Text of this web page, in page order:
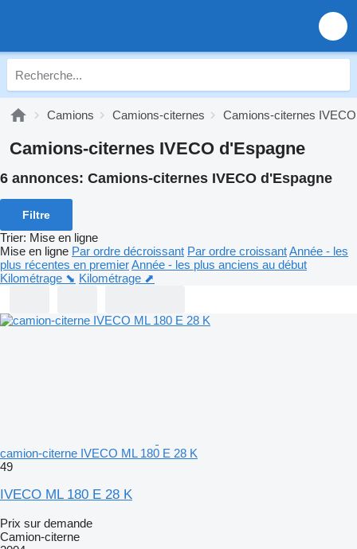
Camions Camions-citernes Camions-citernes IVECO
Camions-citernes IVECO d'Espagne
6 annonces: Camions-citernes IVECO d'Espagne
Filtre
Trier: Mise en ligne
Mise en ligne Par ordre décroissant Par ordre croissantAnnée - les
plus récentes en premierAnnée - les plus anciens au début
Kilométrage ⬊ Kilométrage ⬈
camion-citerne IVECO ML 180 E 28 K
49
IVECO ML 180 E 28 K
Prix sur demande
Camion-citerne